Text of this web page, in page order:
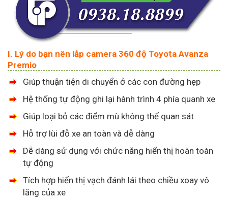
I. Lý do bạn nên lắp camera 360 độ Toyota Avanza
Premio
Giúp thuận tiện di chuyển ở các con đường hẹp
Hệ thống tự động ghi lại hành trình 4 phía quanh xe
Giúp loại bỏ các điểm mù không thể quan sát
Hỗ trợ lùi đỗ xe an toàn và dễ dàng
Dễ dàng sử dụng với chức năng hiển thị hoàn toàn
tự động
Tích hợp hiển thị vạch đánh lái theo chiều xoay vô
lăng của xe